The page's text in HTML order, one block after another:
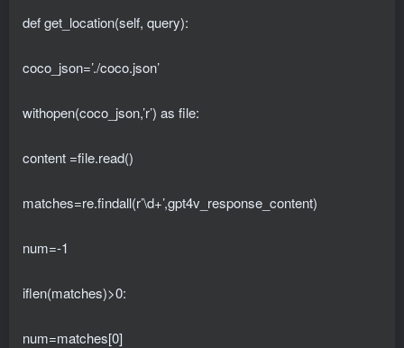
def get_location(self, query):
coco_json=’./coco.json’
withopen(coco_json,’r’) as file:
content =file.read()
matches=re.findall(r’\d+’,gpt4v_response_content)
num=-1
iflen(matches)>0:
num=matches[0]